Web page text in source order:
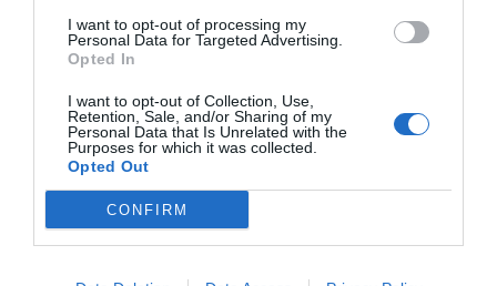
I want to opt-out of processing my
Personal Data for Targeted Advertising.
Opted In
I want to opt-out of Collection, Use,
Retention, Sale, and/or Sharing of my
Personal Data that Is Unrelated with the
Purposes for which it was collected.
Opted Out
CONFIRM
Índex2P
Mantente informado con las últimas noticias de actualidad.
ACTIVAR AHORA
Compartir